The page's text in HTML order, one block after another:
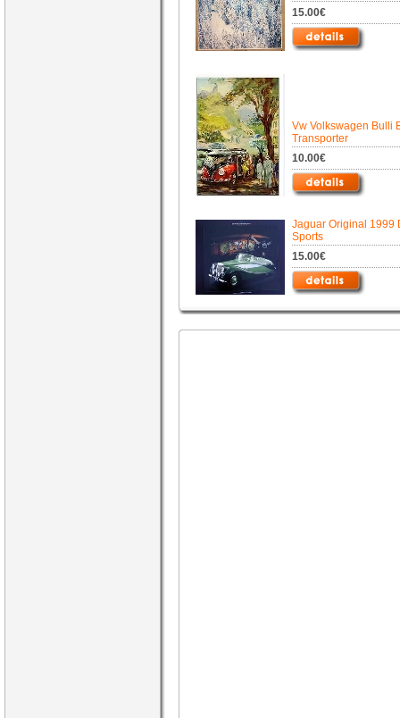
15.00€
Vw Volkswagen Bulli
Transporter
10.00€
Jaguar Original 1999
Sports
15.00€